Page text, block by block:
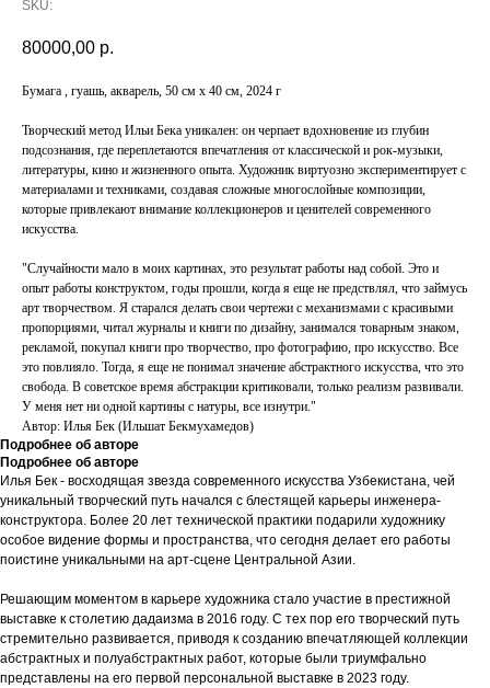
SKU:
80000,00 р.
Бумага , гуашь, акварель, 50 см х 40 см, 2024 г
Творческий метод Ильи Бека уникален: он черпает вдохновение из глубин
подсознания, где переплетаются впечатления от классической и рок-музыки,
литературы, кино и жизненного опыта. Художник виртуозно экспериментирует с
материалами и техниками, создавая сложные многослойные композиции,
которые привлекают внимание коллекционеров и ценителей современного
искусства.
"Случайности мало в моих картинах, это результат работы над собой. Это и
опыт работы конструктом, годы прошли, когда я еще не предствлял, что займусь
арт творчеством. Я старался делать свои чертежи с механизмами с красивыми
пропорциями, читал журналы и книги по дизайну, занимался товарным знаком,
рекламой, покупал книги про творчество, про фотографию, про искусство. Все
это повлияло. Тогда, я еще не понимал значение абстрактного искусства, что это
свобода. В советское время абстракции критиковали, только реализм развивали.
У меня нет ни одной картины с натуры, все изнутри."
Автор: Илья Бек (Ильшат Бекмухамедов)
Подробнее об авторе
Подробнее об авторе
Илья Бек - восходящая звезда современного искусства Узбекистана, чей
уникальный творческий путь начался с блестящей карьеры инженера-
конструктора. Более 20 лет технической практики подарили художнику
особое видение формы и пространства, что сегодня делает его работы
поистине уникальными на арт-сцене Центральной Азии.
Решающим моментом в карьере художника стало участие в престижной
выставке к столетию дадаизма в 2016 году. С тех пор его творческий путь
стремительно развивается, приводя к созданию впечатляющей коллекции
абстрактных и полуабстрактных работ, которые были триумфально
представлены на его первой персональной выставке в 2023 году.